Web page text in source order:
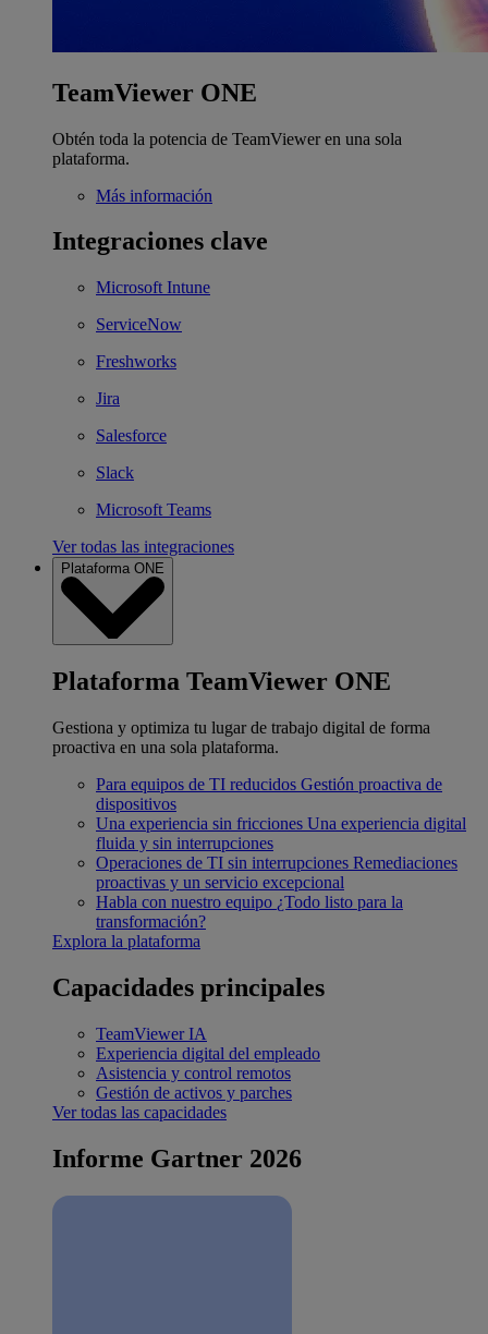
TeamViewer ONE
Obtén toda la potencia de TeamViewer en una sola
plataforma.
Más información
Integraciones clave
Microsoft Intune
ServiceNow
Freshworks
Jira
Salesforce
Slack
Microsoft Teams
Ver todas las integraciones
Plataforma ONE
Plataforma TeamViewer ONE
Gestiona y optimiza tu lugar de trabajo digital de forma
proactiva en una sola plataforma.
Para equipos de TI reducidos Gestión proactiva de
dispositivos
Una experiencia sin fricciones Una experiencia digital
fluida y sin interrupciones
Operaciones de TI sin interrupciones Remediaciones
proactivas y un servicio excepcional
Habla con nuestro equipo ¿Todo listo para la
transformación?
Explora la plataforma
Capacidades principales
TeamViewer IA
Experiencia digital del empleado
Asistencia y control remotos
Gestión de activos y parches
Ver todas las capacidades
Informe Gartner 2026